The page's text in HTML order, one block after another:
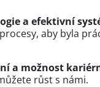
a efektivní
aby byla
a možnost
růst s námi.